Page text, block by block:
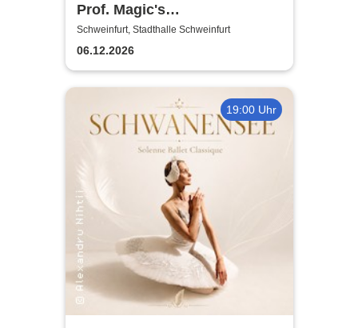
Prof. Magic's
Weihnachtswunder
Schweinfurt, Stadthalle Schweinfurt
06.12.2026
19:00 Uhr